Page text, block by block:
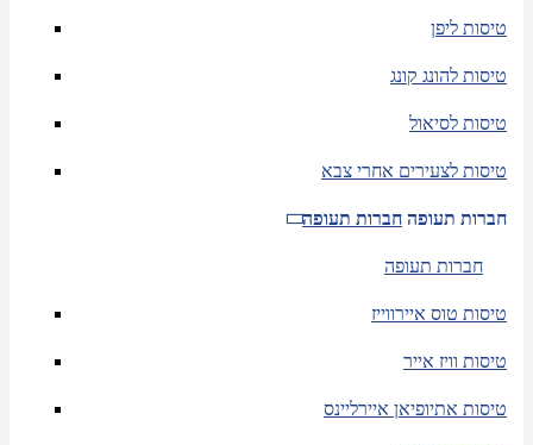
טיסות ליפן
טיסות להונג קונג
טיסות לסיאול
טיסות לצעירים אחרי צבא
חברות תעופה חברות תעופה
חברות תעופה
טיסות טוס איירווייז
טיסות וויז אייר
טיסות אתיופיאן איירליינס